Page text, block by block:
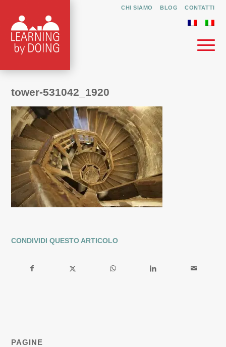
CHI SIAMO BLOG CONTATTI
tower-531042_1920
CONDIVIDI QUESTO ARTICOLO
PAGINE